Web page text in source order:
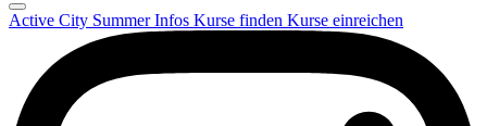
Active City SummerInfos Kurse finden Kurse einreichen